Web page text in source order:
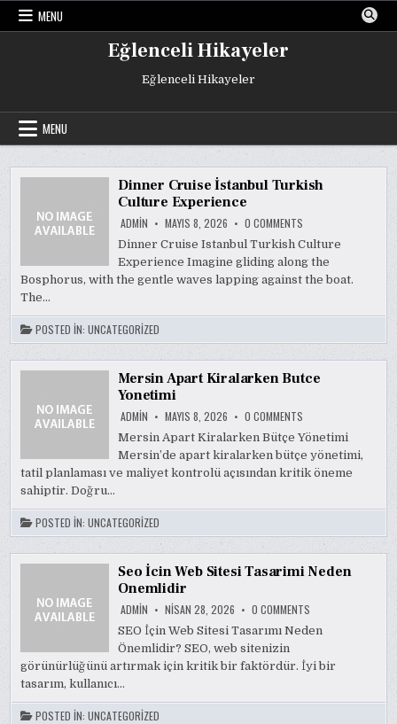
Skip
MENU
Eğlenceli Hikayeler
Eğlenceli Hikayeler
MENU
Dinner Cruise İstanbul Turkish
Culture Experience
ADMIN MAYIS 8, 2026 0 COMMENTS
CRUISE
İSTANBUL
TURKISH
CULTURE
EXPERIENCE
Dinner Cruise Istanbul Turkish Culture
Experience Imagine gliding along the
Bosphorus, with the gentle waves lapping against the boat.
The…
POSTED IN:UNCATEGORIZED
Mersin Apart Kiralarken Butce
Yonetimi
ADMIN MAYIS 8, 2026 0 COMMENTS
APART
KIRALARKEN
BUTCE
YONETIMI
Mersin Apart Kiralarken Bütçe Yönetimi
Mersin’de apart kiralarken bütçe yönetimi,
tatil planlaması ve maliyet kontrolü açısından kritik öneme
sahiptir. Doğru…
POSTED IN:UNCATEGORIZED
Seo İcin Web Sitesi Tasarimi Neden
Onemlidir
ADMIN NISAN 28, 2026 0 COMMENTS
İCIN
TASARIMI
NEDEN
SEO İçin Web Sitesi Tasarımı Neden
Önemlidir? SEO, web sitenizin
görünürlüğünü artırmak için kritik bir faktördür. İyi bir
tasarım, kullanıcı…
POSTED IN:UNCATEGORIZED